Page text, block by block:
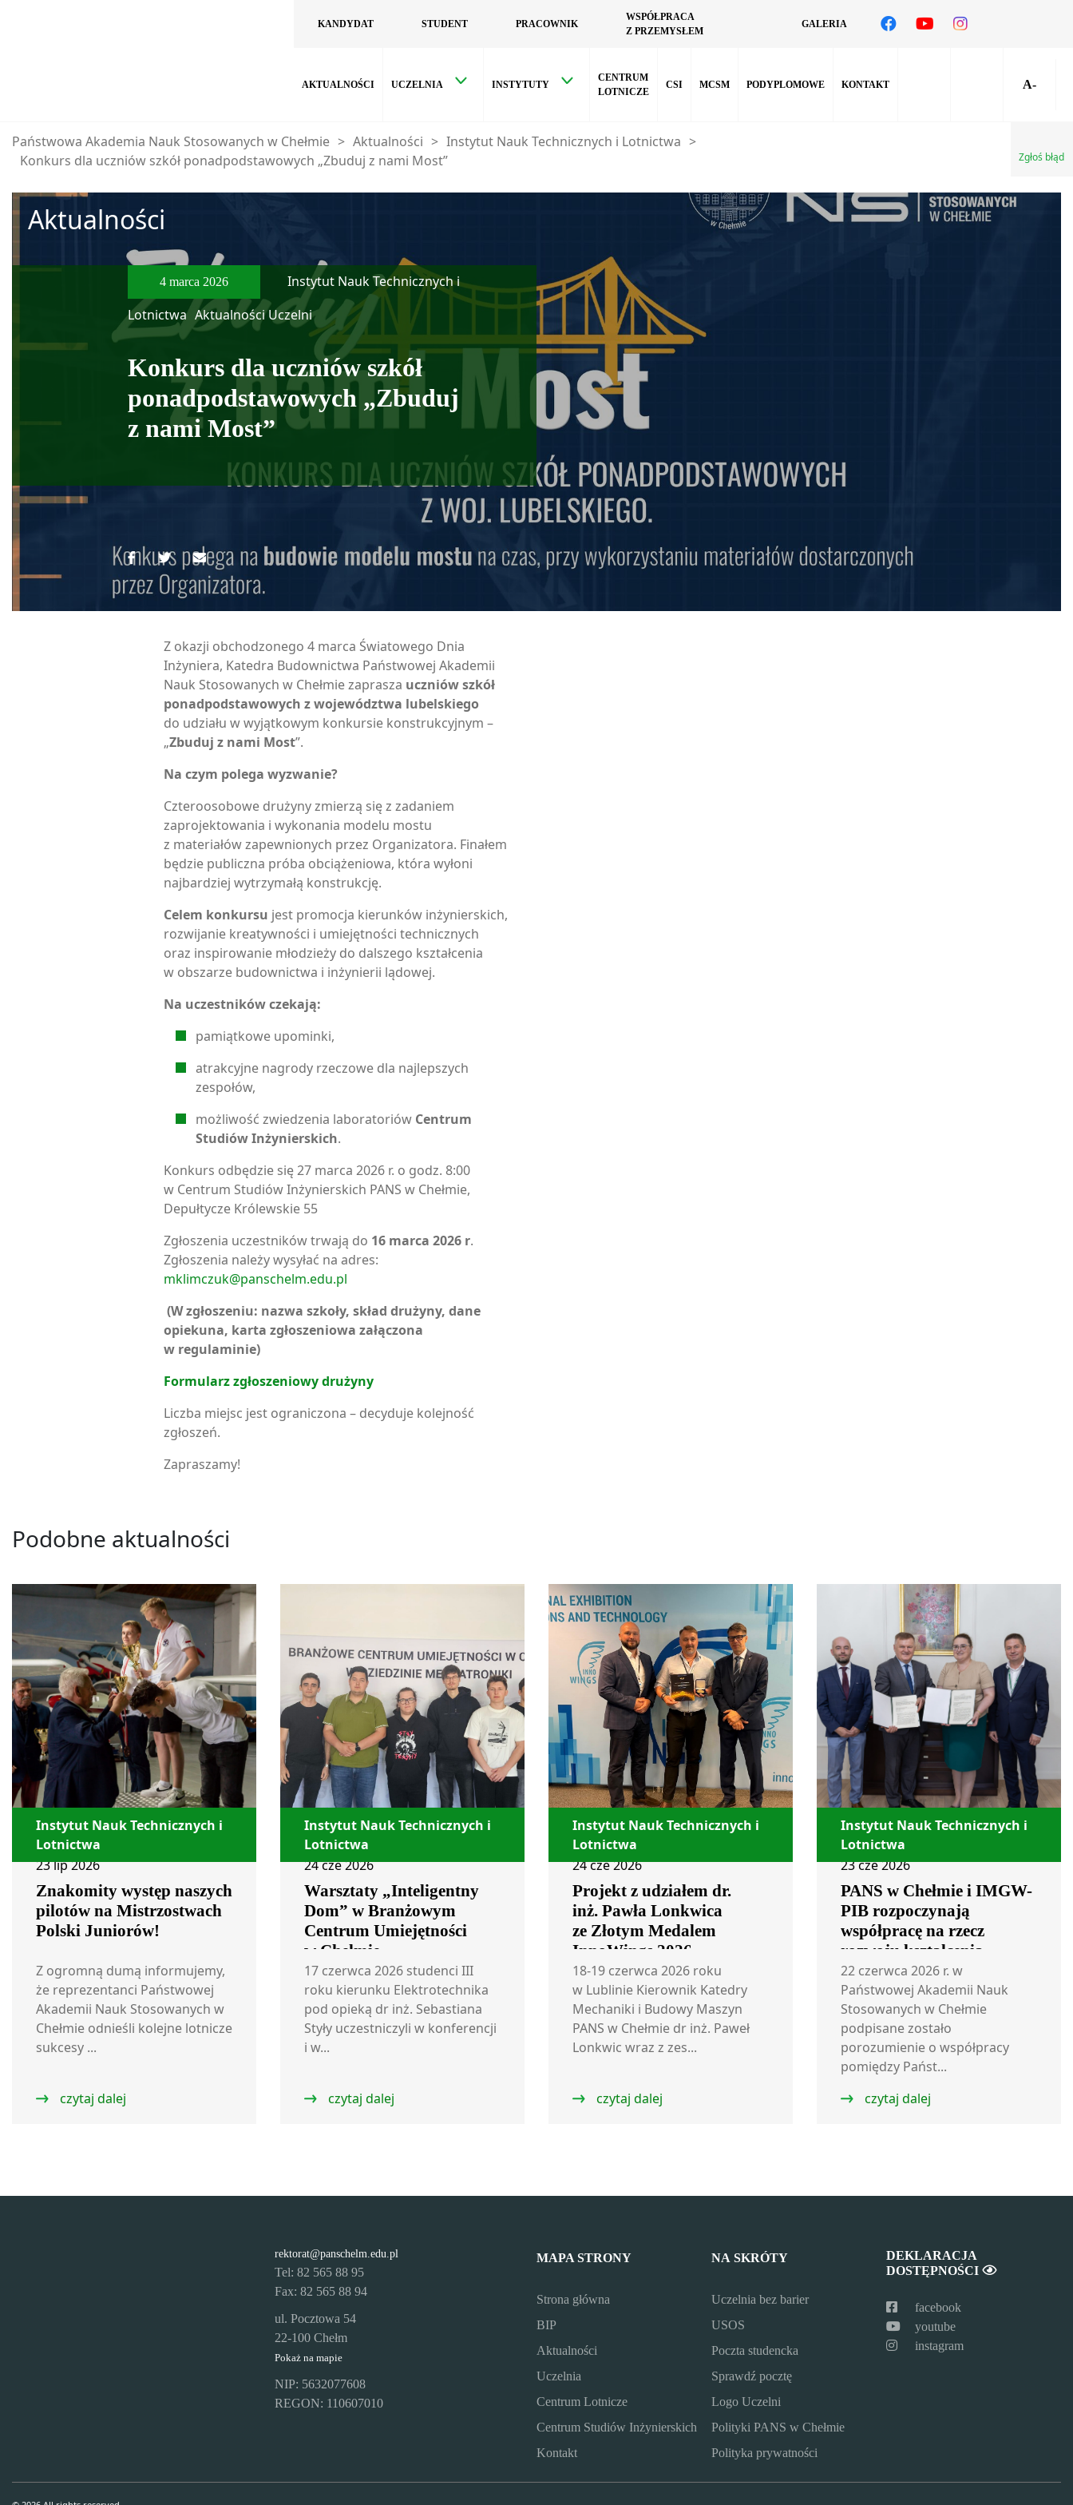
KANDYDAT STUDENT PRACOWNIK
WSPÓŁPRACA
Z PRZEMYSŁEM
GALERIA
AKTUALNOŚCI UCZELNIA INSTYTUTY
CENTRUM
LOTNICZE
CSI MCSM PODYPLOMOWE KONTAKT A-
Zgłoś błąd
Państwowa Akademia Nauk Stosowanych w Chełmie > Aktualności > Instytut Nauk Technicznych i Lotnictwa >
Konkurs dla uczniów szkół ponadpodstawowych „Zbuduj z nami Most”
Aktualności
4 marca 2026
Instytut Nauk Technicznych i
Lotnictwa Aktualności Uczelni
Konkurs dla uczniów szkół
ponadpodstawowych „Zbuduj
z nami Most”
Z okazji obchodzonego 4 marca Światowego Dnia
Inżyniera, Katedra Budownictwa Państwowej Akademii
Nauk Stosowanych w Chełmie zaprasza uczniów szkół
ponadpodstawowych z województwa lubelskiego
do udziału w wyjątkowym konkursie konstrukcyjnym –
„Zbuduj z nami Most”.
Na czym polega wyzwanie?
Czteroosobowe drużyny zmierzą się z zadaniem
zaprojektowania i wykonania modelu mostu
z materiałów zapewnionych przez Organizatora. Finałem
będzie publiczna próba obciążeniowa, która wyłoni
najbardziej wytrzymałą konstrukcję.
Celem konkursu jest promocja kierunków inżynierskich,
rozwijanie kreatywności i umiejętności technicznych
oraz inspirowanie młodzieży do dalszego kształcenia
w obszarze budownictwa i inżynierii lądowej.
Na uczestników czekają:
pamiątkowe upominki,
atrakcyjne nagrody rzeczowe dla najlepszych
zespołów,
możliwość zwiedzenia laboratoriów Centrum
Studiów Inżynierskich.
Konkurs odbędzie się 27 marca 2026 r. o godz. 8:00
w Centrum Studiów Inżynierskich PANS w Chełmie,
Depułtycze Królewskie 55
Zgłoszenia uczestników trwają do 16 marca 2026 r.
Zgłoszenia należy wysyłać na adres:
mklimczuk@panschelm.edu.pl
(W zgłoszeniu: nazwa szkoły, skład drużyny, dane
opiekuna, karta zgłoszeniowa załączona
w regulaminie)
Formularz zgłoszeniowy drużyny
Liczba miejsc jest ograniczona – decyduje kolejność
zgłoszeń.
Zapraszamy!
Podobne aktualności
Instytut Nauk Technicznych i
Lotnictwa
23 lip 2026
Znakomity występ naszych
pilotów na Mistrzostwach
Polski Juniorów!
Z ogromną dumą informujemy,
że reprezentanci Państwowej
Akademii Nauk Stosowanych w
Chełmie odnieśli kolejne lotnicze
sukcesy ...
czytaj dalej
Instytut Nauk Technicznych i
Lotnictwa
24 cze 2026
Warsztaty „Inteligentny
Dom” w Branżowym
Centrum Umiejętności
w Chełmie
17 czerwca 2026 studenci III
roku kierunku Elektrotechnika
pod opieką dr inż. Sebastiana
Styły uczestniczyli w konferencji
i w...
czytaj dalej
Instytut Nauk Technicznych i
Lotnictwa
24 cze 2026
Projekt z udziałem dr.
inż. Pawła Lonkwica
ze Złotym Medalem
InnoWings 2026
18-19 czerwca 2026 roku
w Lublinie Kierownik Katedry
Mechaniki i Budowy Maszyn
PANS w Chełmie dr inż. Paweł
Lonkwic wraz z zes...
czytaj dalej
Instytut Nauk Technicznych i
Lotnictwa
23 cze 2026
PANS w Chełmie i IMGW-
PIB rozpoczynają
współpracę na rzecz
rozwoju kształcenia
i badań w obszarze
meteorologii lotniczej
22 czerwca 2026 r. w
Państwowej Akademii Nauk
Stosowanych w Chełmie
podpisane zostało
porozumienie o współpracy
pomiędzy Państ...
czytaj dalej
rektorat@panschelm.edu.pl
Tel: 82 565 88 95
Fax: 82 565 88 94
ul. Pocztowa 54
22-100 Chełm
Pokaż na mapie
NIP: 5632077608
REGON: 110607010
MAPA STRONY
Strona główna
BIP
Aktualności
Uczelnia
Centrum Lotnicze
Centrum Studiów Inżynierskich
Kontakt
NA SKRÓTY
Uczelnia bez barier
USOS
Poczta studencka
Sprawdź pocztę
Logo Uczelni
Polityki PANS w Chełmie
Polityka prywatności
DEKLARACJA
DOSTĘPNOŚCI
facebook
youtube
instagram